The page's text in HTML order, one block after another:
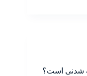
شدنی است؟